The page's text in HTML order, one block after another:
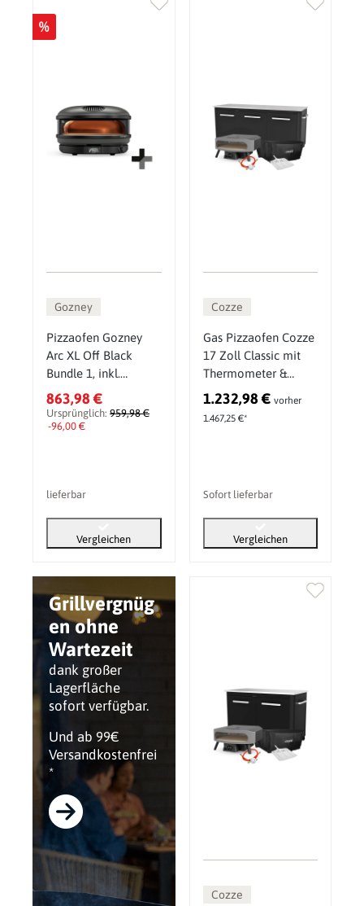
Grillvergnüg
en ohne
Wartezeit
dank großer
Lagerfläche
sofort verfügbar.
Und ab 99€
Versandkostenfrei
*
%
Gozney
Pizzaofen Gozney
Arc XL Off Black
Bundle 1, inkl.
Abdeckhaube
863,98 €
Ursprünglich: 959,98 €
-96,00 €
lieferbar
Vergleichen
Cozze
Gas Pizzaofen Cozze
17 Zoll Classic mit
Thermometer &
Druckminderer 50
mbar Zubehör Set 5
1.232,98 € vorher
1.467,25 €*
Sofort lieferbar
Vergleichen
Cozze